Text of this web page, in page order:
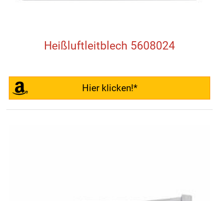
Heißluftleitblech 5608024
Hier klicken!*